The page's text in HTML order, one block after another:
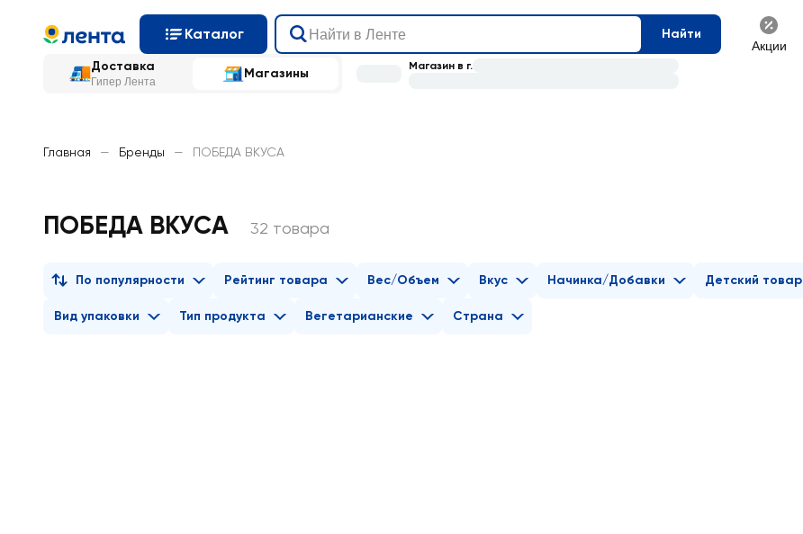
Каталог Найти
Акции
Доставка
Гипер Лента
Магазины Магазин в г.
Главная — Бренды — ПОБЕДА ВКУСА
ПОБЕДА ВКУСА 32 товара
По популярности Рейтинг товара Вес/Объем Вкус Начинка/Добавки Детский товар
Вид упаковки Тип продукта Вегетарианские Страна